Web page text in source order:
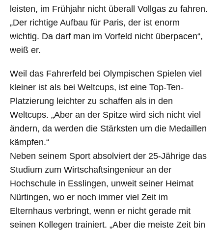
leisten, im Frühjahr nicht überall Vollgas zu fahren.
„Der richtige Aufbau für Paris, der ist enorm
wichtig. Da darf man im Vorfeld nicht überpacen“,
weiß er.
Weil das Fahrerfeld bei Olympischen Spielen viel
kleiner ist als bei Weltcups, ist eine Top-Ten-
Platzierung leichter zu schaffen als in den
Weltcups. „Aber an der Spitze wird sich nicht viel
ändern, da werden die Stärksten um die Medaillen
kämpfen.“
Neben seinem Sport absolviert der 25-Jährige das
Studium zum Wirtschaftsingenieur an der
Hochschule in Esslingen, unweit seiner Heimat
Nürtingen, wo er noch immer viel Zeit im
Elternhaus verbringt, wenn er nicht gerade mit
seinen Kollegen trainiert. „Aber die meiste Zeit bin